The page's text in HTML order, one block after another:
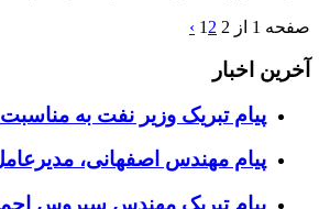
صفحه 1 از 2 1 2
›
آخرین اخبار
پیام تبریک وزیر نفت به مناسبت
پیام مهندس اصفهانی،
پیام تبریک مهندس سیروس